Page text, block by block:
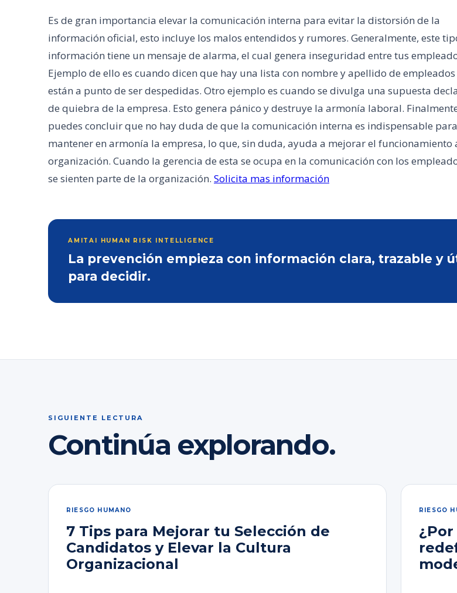
Es de gran importancia elevar la comunicación interna para evitar la distorsión de la
información oficial, esto incluye los malos entendidos y rumores. Generalmente, este
información tiene un mensaje de alarma, el cual genera inseguridad entre tus
Ejemplo de ello es cuando dicen que hay una lista con nombre y apellido de
están a punto de ser despedidas. Otro ejemplo es cuando se divulga una supuesta
de quiebra de la empresa. Esto genera pánico y destruye la armonía laboral.
puedes concluir que no hay duda de que la comunicación interna es indispensable para
mantener en armonía la empresa, lo que, sin duda, ayuda a mejorar el funcionamiento
organización. Cuando la gerencia de esta se ocupa en la comunicación con los
se sienten parte de la organización. Solicita mas información
AMITAI HUMAN RISK INTELLIGENCE
La prevención empieza con información clara, trazable y
para decidir.
SIGUIENTE LECTURA
Continúa explorando.
RIESGO HUMANO
7 Tips para Mejorar tu Selección de
Candidatos y Elevar la Cultura
Organizacional
RIESGO